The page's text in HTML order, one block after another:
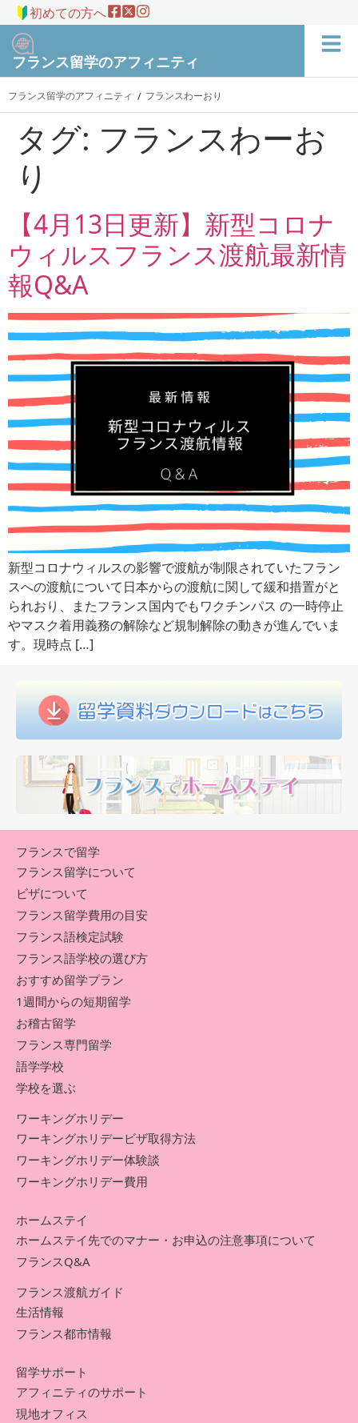
初めての方へ
フランス留学のアフィニティ
フランス留学のアフィニティ / フランスわーおり
タグ: フランスわーお
り
【4月13日更新】新型コロナ
ウィルスフランス渡航最新情
報Q&A
新型コロナウィルスの影響で渡航が制限されていたフラン
スへの渡航について日本からの渡航に関して緩和措置がと
られおり、またフランス国内でもワクチンパス の一時停止
やマスク着用義務の解除など規制解除の動きが進んでいま
す。現時点 […]
フランスで留学
フランス留学について
ビザについて
フランス留学費用の目安
フランス語検定試験
フランス語学校の選び方
おすすめ留学プラン
1週間からの短期留学
お稽古留学
フランス専門留学
語学学校
学校を選ぶ
ワーキングホリデー
ワーキングホリデービザ取得方法
ワーキングホリデー体験談
ワーキングホリデー費用
ホームステイ
ホームステイ先でのマナー・お申込の注意事項について
フランスQ&A
フランス渡航ガイド
生活情報
フランス都市情報
留学サポート
アフィニティのサポート
現地オフィス